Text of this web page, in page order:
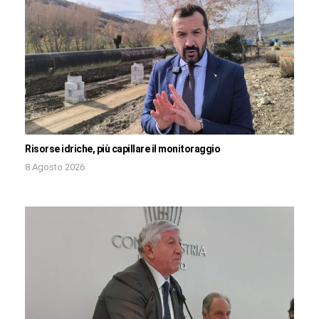
Risorse idriche, più capillare il monitoraggio
8 Agosto 2026